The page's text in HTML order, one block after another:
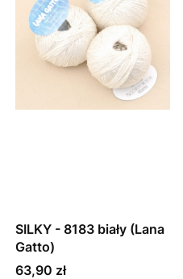
SILKY - 8183 biały (Lana
Gatto)
Cena
63,90 zł